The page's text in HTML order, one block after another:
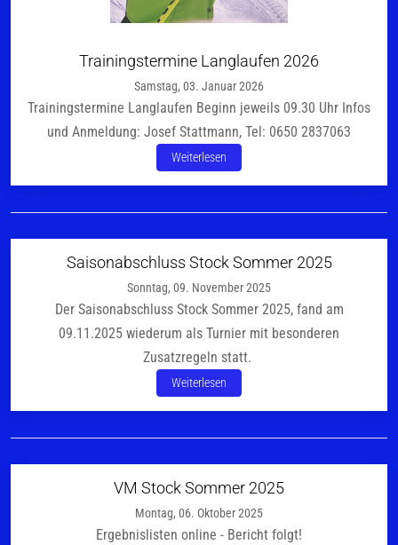
Trainingstermine Langlaufen 2026
Samstag, 03. Januar 2026
Trainingstermine Langlaufen Beginn jeweils 09.30 Uhr Infos
und Anmeldung: Josef Stattmann, Tel: 0650 2837063
Weiterlesen
Saisonabschluss Stock Sommer 2025
Sonntag, 09. November 2025
Der Saisonabschluss Stock Sommer 2025, fand am
09.11.2025 wiederum als Turnier mit besonderen
Zusatzregeln statt.
Weiterlesen
VM Stock Sommer 2025
Montag, 06. Oktober 2025
Ergebnislisten online - Bericht folgt!